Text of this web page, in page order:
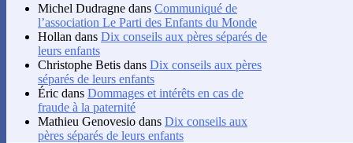
Michel Dudragne dans Communiqué de
l’association Le Parti des Enfants du Monde
Hollan dans Dix conseils aux pères séparés de
leurs enfants
Christophe Betis dans Dix conseils aux pères
séparés de leurs enfants
Éric dans Dommages et intérêts en cas de
fraude à la paternité
Mathieu Genovesio dans Dix conseils aux
pères séparés de leurs enfants